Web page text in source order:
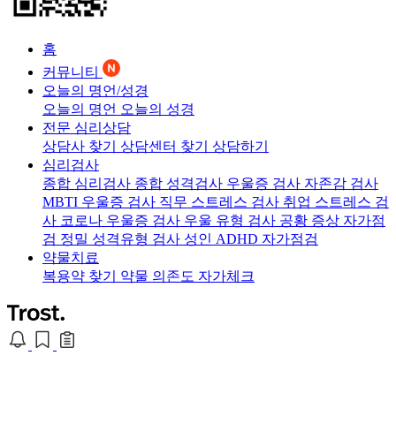
홈
커뮤니티
오늘의 명언/성경
오늘의 명언 오늘의 성경
전문 심리상담
상담사 찾기 상담센터 찾기 상담하기
심리검사
종합 심리검사 종합 성격검사 우울증 검사 자존감 검사
MBTI 우울증 검사 직무 스트레스 검사 취업 스트레스 검
사 코로나 우울증 검사 우울 유형 검사 공황 증상 자가점
검 정밀 성격유형 검사 성인 ADHD 자가점검
약물치료
복용약 찾기 약물 의존도 자가체크